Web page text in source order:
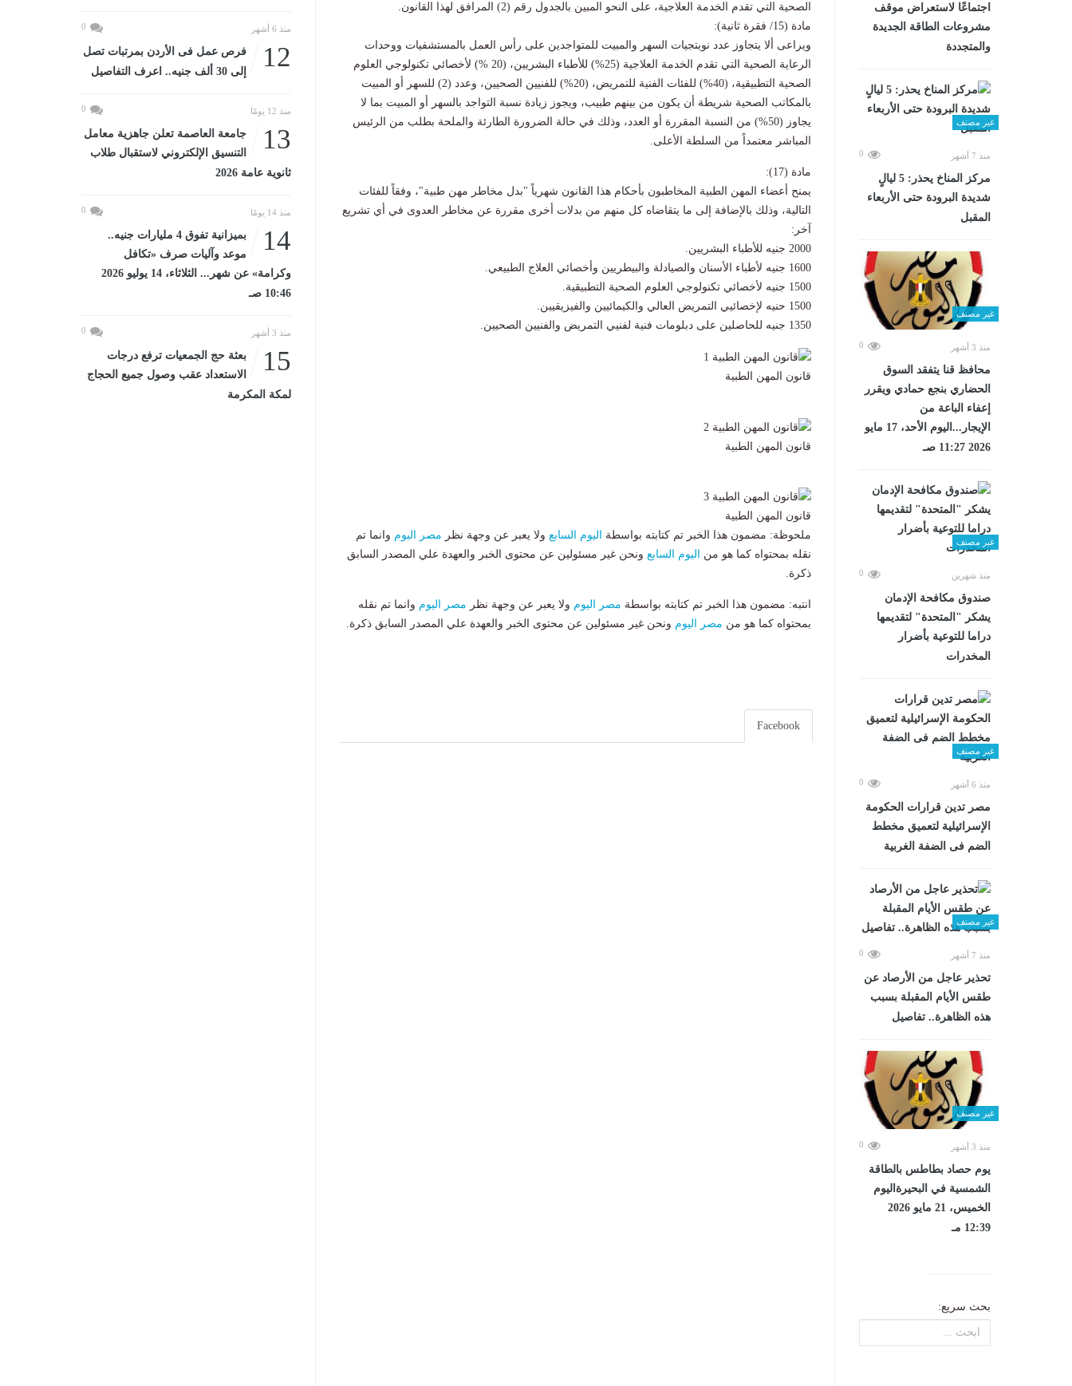
اجتماعًا لاستعراض موقف
مشروعات الطاقة الجديدة
والمتجددة
غير مصنف
منذ 7 أشهر 0
مركز المناخ يحذر: 5 ليالٍ
شديدة البرودة حتى الأربعاء
المقبل
غير مصنف
منذ 3 أشهر 0
محافظ قنا يتفقد السوق
الحضاري بنجع حمادي ويقرر
إعفاء الباعة من
الإيجار...اليوم الأحد، 17 مايو
2026 11:27 صـ
غير مصنف
منذ شهرين 0
صندوق مكافحة الإدمان
يشكر "المتحدة" لتقديمها
دراما للتوعية بأضرار
المخدرات
غير مصنف
منذ 6 أشهر 0
مصر تدين قرارات الحكومة
الإسرائيلية لتعميق مخطط
الضم فى الضفة الغربية
غير مصنف
منذ 7 أشهر 0
تحذير عاجل من الأرصاد عن
طقس الأيام المقبلة بسبب
هذه الظاهرة.. تفاصيل
غير مصنف
منذ 3 أشهر 0
يوم حصاد بطاطس بالطاقة
الشمسية في البحيرةاليوم
الخميس، 21 مايو 2026
12:39 مـ
بحث سريع:
الصحية التي تقدم الخدمة العلاجية، على النحو المبين بالجدول رقم (2) المرافق لهذا القانون.
مادة (15/ فقرة ثانية):
ويراعى ألا يتجاوز عدد نوبتجيات السهر والمبيت للمتواجدين على رأس العمل بالمستشفيات ووحدات
الرعاية الصحية التي تقدم الخدمة العلاجية (25%) للأطباء البشريين، (20 %) لأخصائي تكنولوجي العلوم
الصحية التطبيقية، (40%) للفئات الفنية للتمريض، (20%) للفنيين الصحيين، وعدد (2) للسهر أو المبيت
بالمكاتب الصحية شريطة أن يكون من بينهم طبيب، ويجوز زيادة نسبة التواجد بالسهر أو المبيت بما لا
يجاوز (50%) من النسبة المقررة أو العدد، وذلك في حالة الضرورة الطارئة والملحة بطلب من الرئيس
المباشر معتمداً من السلطة الأعلى.
مادة (17):
يمنح أعضاء المهن الطبية المخاطبون بأحكام هذا القانون شهرياً "بدل مخاطر مهن طبية"، وفقاً للفئات
التالية، وذلك بالإضافة إلى ما يتقاضاه كل منهم من بدلات أخرى مقررة عن مخاطر العدوى في أي تشريع
آخر:
2000 جنيه للأطباء البشريين.
1600 جنيه لأطباء الأسنان والصيادلة والبيطريين وأخصائي العلاج الطبيعي.
1500 جنيه لأخصائي تكنولوجي العلوم الصحية التطبيقية.
1500 حنيه لإخصائيي التمريض العالي والكيمائيين والفيزيقيين.
1350 جنيه للحاصلين على دبلومات فنية لفنيي التمريض والفنيين الصحيين.
قانون المهن الطبية
قانون المهن الطبية
قانون المهن الطبية
ملحوظة: مضمون هذا الخبر تم كتابته بواسطة
اليوم السابع ولا يعبر عن وجهة نظر مصر اليوم وانما تم
نقله بمحتواه كما هو من
اليوم السابع ونحن غير مسئولين عن محتوى الخبر والعهدة علي المصدر السابق
ذكرة.
انتبه: مضمون هذا الخبر تم كتابته بواسطة مصر اليوم ولا يعبر عن وجهة نظر مصر اليوم وانما تم نقله
بمحتواه كما هو من مصر اليوم ونحن غير مسئولين عن محتوى الخبر والعهدة علي المصدر السابق ذكرة.
Facebook
منذ 6 أشهر 0
12
فرص عمل فى الأردن بمرتبات تصل
إلى 30 ألف جنيه.. اعرف التفاصيل
منذ 12 يومًا 0
13
جامعة العاصمة تعلن جاهزية معامل
التنسيق الإلكتروني لاستقبال طلاب
ثانوية عامة 2026
منذ 14 يومًا 0
14
بميزانية تفوق 4 مليارات جنيه..
موعد وآليات صرف «تكافل
وكرامة» عن شهر... الثلاثاء، 14 يوليو 2026
10:46 صـ
منذ 3 أشهر 0
15
بعثة حج الجمعيات ترفع درجات
الاستعداد عقب وصول جميع الحجاج
لمكة المكرمة